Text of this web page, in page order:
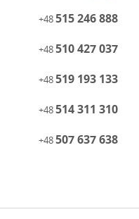
+48515 246 888
+48510 427 037
+48519 193 133
+48514 311 310
+48507 637 638